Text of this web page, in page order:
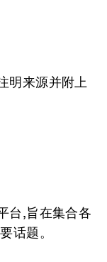
明来源并附上
台,旨在集合各
话题。